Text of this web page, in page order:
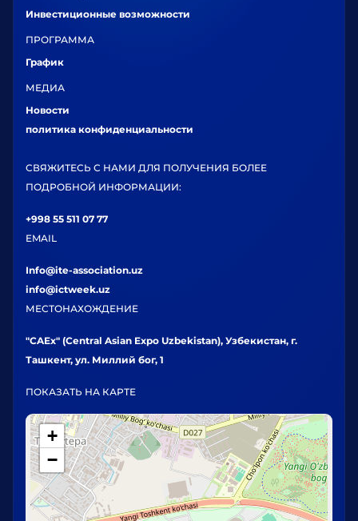
Инвестиционные возможности
ПРОГРАММА
График
МЕДИА
Новости
политика конфиденциальности
СВЯЖИТЕСЬ С НАМИ ДЛЯ ПОЛУЧЕНИЯ БОЛЕЕ
ПОДРОБНОЙ ИНФОРМАЦИИ:
+998 55 511 07 77
EMAIL
Info@ite-association.uz
info@ictweek.uz
МЕСТОНАХОЖДЕНИЕ
"CAEx" (Central Asian Expo Uzbekistan), Узбекистан, г.
Ташкент, ул. Миллий бог, 1
ПОКАЗАТЬ НА КАРТЕ
+
−